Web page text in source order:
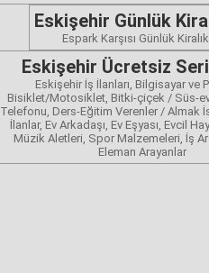
Eskişehir Günlük
Espark Karşısı Günlük
Eskişehir Ücretsiz
Eskişehir İş İlanları, Bilgisayar ve
Bisiklet/Motosiklet, Bitki-çiçek / Süs-
Telefonu, Ders-Eğitim Verenler / Almak
İlanlar, Ev Arkadaşı, Ev Eşyası, Evcil
Müzik Aletleri, Spor Malzemeleri, İş
Eleman Arayanlar